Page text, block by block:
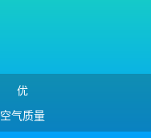
优
空气质量